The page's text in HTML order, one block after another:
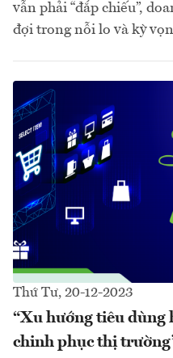
vẫn phải “đắp chiếu”,
đợi trong nỗi lo và kỳ
Thứ Tư, 20-12-2023
“Xu hướng tiêu dùng
chinh phục thị